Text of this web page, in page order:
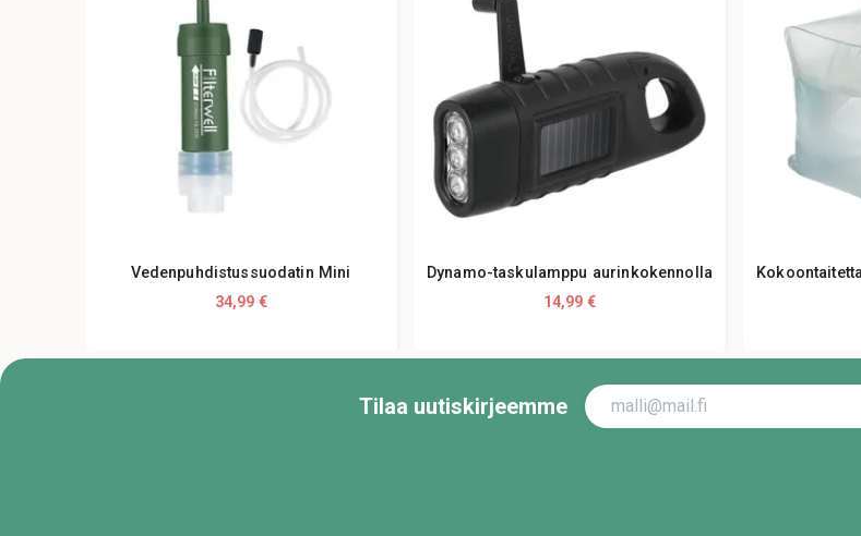
Vedenpuhdistussuodatin Mini
34,99 €
Dynamo-taskulamppu aurinkokennolla
14,99 €
Tilaa uutiskirjeemme